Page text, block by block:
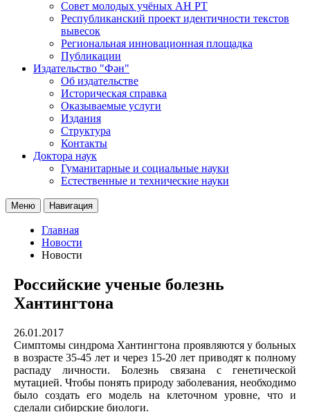
Совет молодых учёных АН РТ
Республиканский проект идентичности текстов
вывесок
Региональная инновационная площадка
Публикации
Издательство "Фән"
Об издательстве
Историческая справка
Оказываемые услуги
Издания
Структура
Контакты
Доктора наук
Гуманитарные и социальные науки
Естественные и технические науки
Меню Навигация
Главная
Новости
Новости
Российские ученые болезнь
Хантингтона
26.01.2017
Симптомы синдрома Хантингтона проявляются у больных
в возрасте 35-45 лет и через 15-20 лет приводят к полному
распаду личности. Болезнь связана с генетической
мутацией. Чтобы понять природу заболевания, необходимо
было создать его модель на клеточном уровне, что и
сделали сибирские биологи.